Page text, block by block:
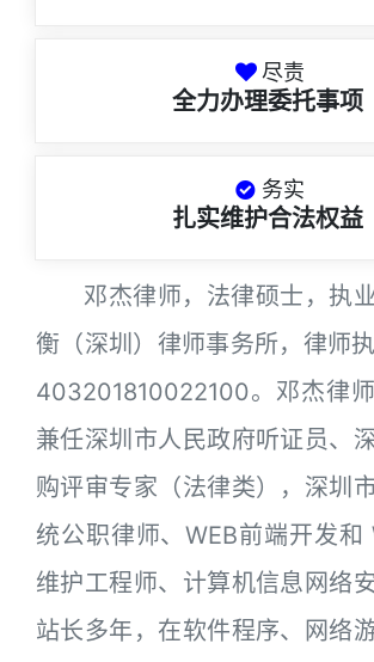
尽责
全力办理委托事项
务实
扎实维护合法权益
邓杰律师，法律硕士，执
衡（深圳）律师事务所，律师
403201810022100。邓杰律师
兼任深圳市人民政府听证员、
购评审专家（法律类），深圳
统公职律师、WEB前端开发和
维护工程师、计算机信息网络
站长多年，在软件程序、网络